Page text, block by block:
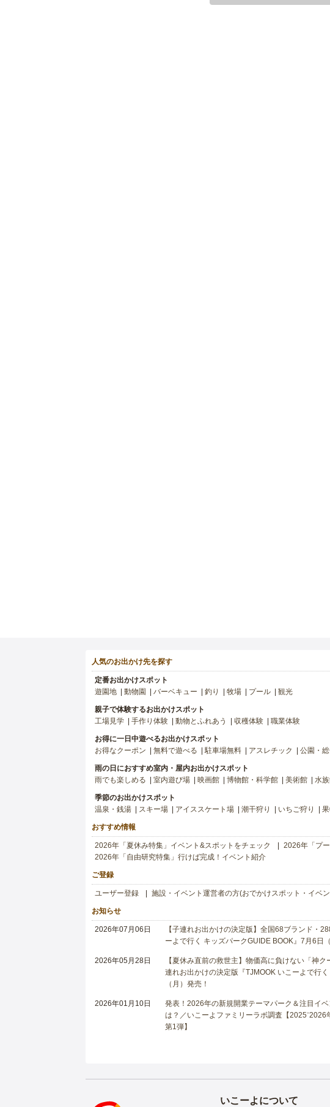
人気のお出かけ先を探す
定番お出かけスポット
遊園地
動物園 バーベキュー 釣り 牧場 プール 観光
親子で体験するお出かけスポット
工場見学
手作り体験 動物とふれあう 収穫体験 職業体験
お得に一日中遊べるお出かけスポット
お得なクーポン
無料で遊べる 駐車場無料 アスレチック 公園・
雨の日におすすめ室内・屋内お出かけスポット
雨でも楽しめる
室内遊び場 映画館 博物館・科学館 美術館 水
季節のお出かけスポット
温泉・銭湯
スキー場 アイススケート場 潮干狩り いちご狩り
おすすめ情報
2026年「夏休み特集」イベント&スポットをチェック
2026年「プ
2026年「自由研究特集」行けば完成！イベント紹介
ご登録
ユーザー登録 施設・イベント運営者の方(おでかけスポット・イベ
お知らせ
2026年07月06日
【子連れお出かけの決定版】全国68ブランド・
ーよで行く キッズパークGUIDE BOOK』7月6日
2026年05月28日
【夏休み直前の救世主】物価高に負けない「神
連れお出かけの決定版『TJMOOK いこーよで行
（月）発売！
2026年01月10日
発表！2026年の新規開業テーマパーク＆注目イ
は？／いこーよファミリーラボ調査【
第1弾】
いこーよについて